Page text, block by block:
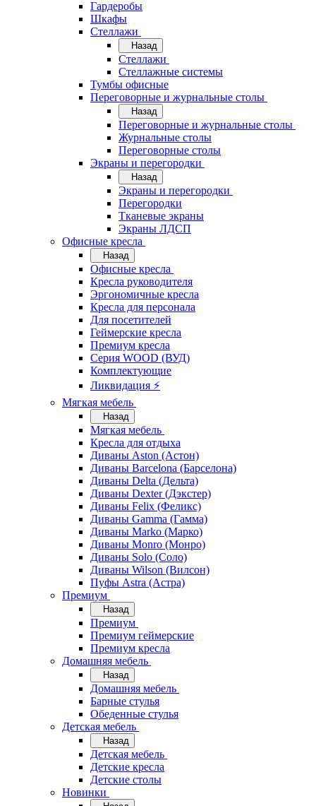
Гардеробы
Шкафы
Стеллажи
Назад
Стеллажи
Стеллажные системы
Тумбы офисные
Переговорные и журнальные столы
Назад
Переговорные и журнальные столы
Журнальные столы
Переговорные столы
Экраны и перегородки
Назад
Экраны и перегородки
Перегородки
Тканевые экраны
Экраны ЛДСП
Офисные кресла
Назад
Офисные кресла
Кресла руководителя
Эргономичные кресла
Кресла для персонала
Для посетителей
Геймерские кресла
Премиум кресла
Серия WOOD (ВУД)
Комплектующие
Ликвидация ⚡
Мягкая мебель
Назад
Мягкая мебель
Кресла для отдыха
Диваны Aston (Астон)
Диваны Barcelona (Барселона)
Диваны Delta (Дельта)
Диваны Dexter (Дэкстер)
Диваны Felix (Феликс)
Диваны Gamma (Гамма)
Диваны Marko (Марко)
Диваны Monro (Монро)
Диваны Solo (Соло)
Диваны Wilson (Вилсон)
Пуфы Astra (Астра)
Премиум
Назад
Премиум
Премиум геймерские
Премиум кресла
Домашняя мебель
Назад
Домашняя мебель
Барные стулья
Обеденные стулья
Детская мебель
Назад
Детская мебель
Детские кресла
Детские столы
Новинки